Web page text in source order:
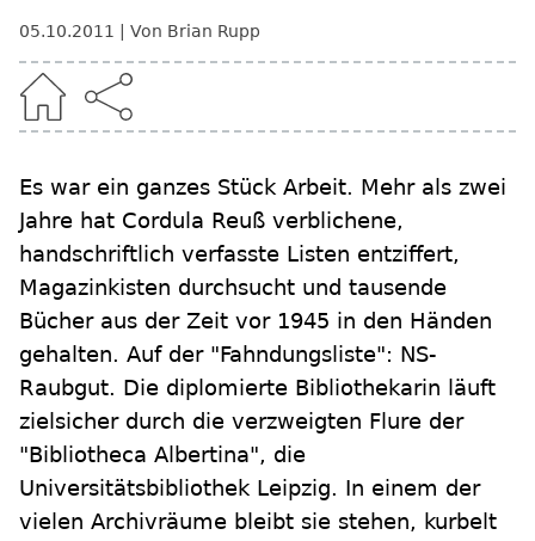
05.10.2011 Von Brian Rupp
Es war ein ganzes Stück Arbeit. Mehr als zwei
Jahre hat Cordula Reuß verblichene,
handschriftlich verfasste Listen entziffert,
Magazinkisten durchsucht und tausende
Bücher aus der Zeit vor 1945 in den Händen
gehalten. Auf der "Fahndungsliste": NS-
Raubgut. Die diplomierte Bibliothekarin läuft
zielsicher durch die verzweigten Flure der
"Bibliotheca Albertina", die
Universitätsbibliothek Leipzig. In einem der
vielen Archivräume bleibt sie stehen, kurbelt